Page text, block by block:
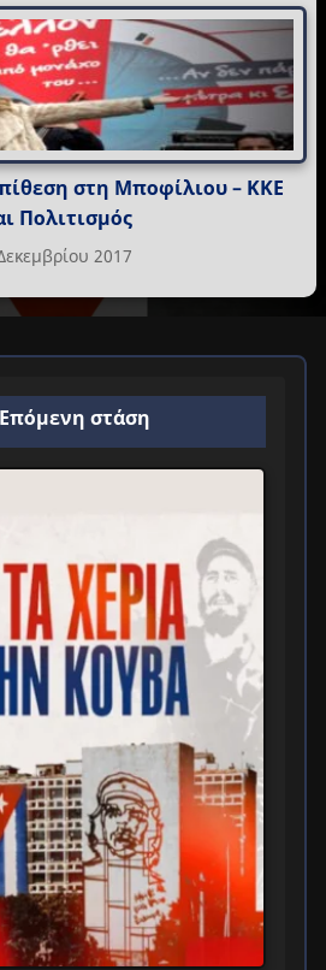
στη Μποφίλιου – ΚΚΕ
Πολιτισμός
2017
Επόμενη στάση